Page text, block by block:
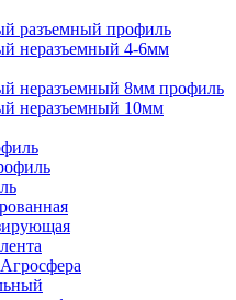
разъемный профиль
неразъемный 4-6мм
неразъемный 8мм профиль
неразъемный 10мм